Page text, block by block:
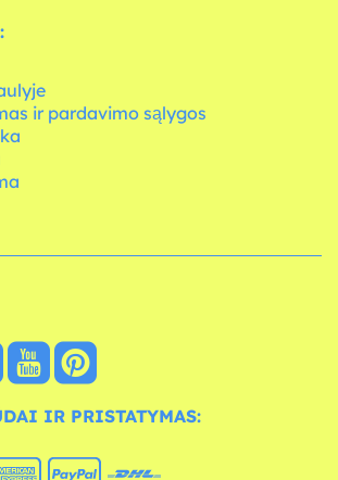
ir pardavimo sąlygos
IR PRISTATYMAS: